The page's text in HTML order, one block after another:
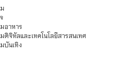
อาหาร
จิทัลและเทคโนโลยีสารสนเทศ
บันเทิง